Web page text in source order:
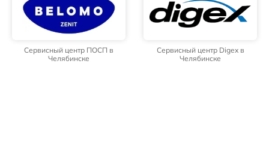
Сервисный центр ПОСП в
Челябинске
Сервисный центр Digex в
Челябинске